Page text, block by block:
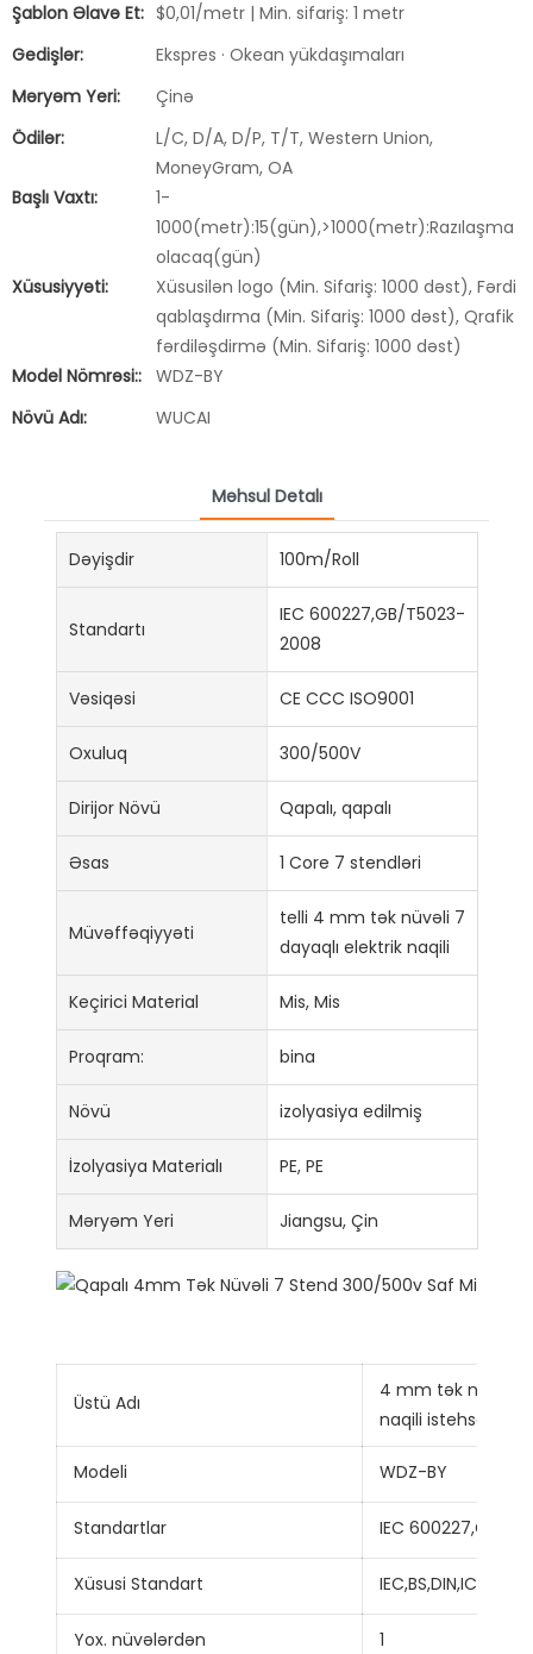
Şablon Əlavə Et: $0,01/metr | Min. sifariş: 1 metr
Gedişlər:
Ekspres · Okean yükdaşımaları
Məryəm Yeri:
Çinə
Ödilər:
L/C, D/A, D/P, T/T, Western Union,
MoneyGram, OA
Başlı Vaxtı:
1-
1000(metr):15(gün),>1000(metr):Razılaşma
olacaq(gün)
Xüsusiyyəti:
Xüsusilən logo (Min. Sifariş: 1000 dəst), Fərdi
qablaşdırma (Min. Sifariş: 1000 dəst), Qrafik
fərdiləşdirmə (Min. Sifariş: 1000 dəst)
Model Nömrəsi:: WDZ-BY
Növü Adı:
WUCAI
Məhsul Detalı
Dəyişdir 100m/Roll
Standartı
IEC 600227,GB/T5023-
2008
Vəsiqəsi CE CCC ISO9001
Oxuluq 300/500V
Dirijor Növü Qapalı, qapalı
Əsas 1 Core 7 stendləri
Müvəffəqiyyəti
telli 4 mm tək nüvəli 7
dayaqlı elektrik naqili
Keçirici Material Mis, Mis
Proqram: bina
Növü izolyasiya edilmiş
İzolyasiya Materialı PE, PE
Məryəm Yeri Jiangsu, Çin
Üstü Adı
4 mm tək nüvəli 7
naqili istehsal edir
Modeli WDZ-BY
Standartlar IEC 600227,GB/
Xüsusi Standart IEC,BS,DIN,ICEA
Yox. nüvələrdən 1